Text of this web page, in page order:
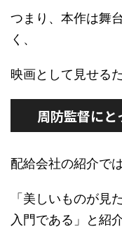
つまり、本作は舞
く、
映画として見せる
周防監督にと
配給会社の紹介で
「美しいものが見
入門である」と紹